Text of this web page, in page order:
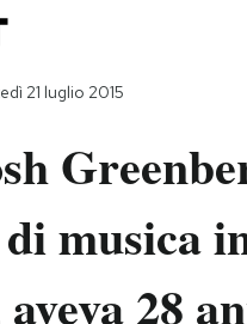
21 luglio 2015
musica
28